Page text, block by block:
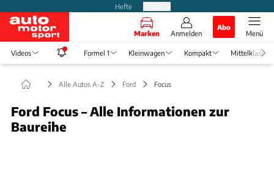
Hefte
Marken Anmelden
Abo
Menü
Videos Formel 1 Kleinwagen Kompakt Mittelklasse
Alle Autos A-Z Ford Focus
Ford Focus – Alle Informationen zur
Baureihe